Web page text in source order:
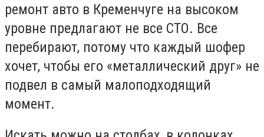
ремонт авто в Кременчуге на высоком
уровне предлагают не все СТО. Все
перебирают, потому что каждый шофер
хочет, чтобы его «металлический друг» не
подвел в самый малоподходящий
момент.